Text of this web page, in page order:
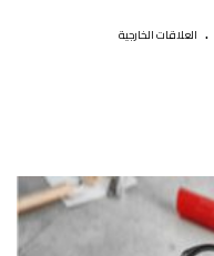
. العلاقات الخارجية